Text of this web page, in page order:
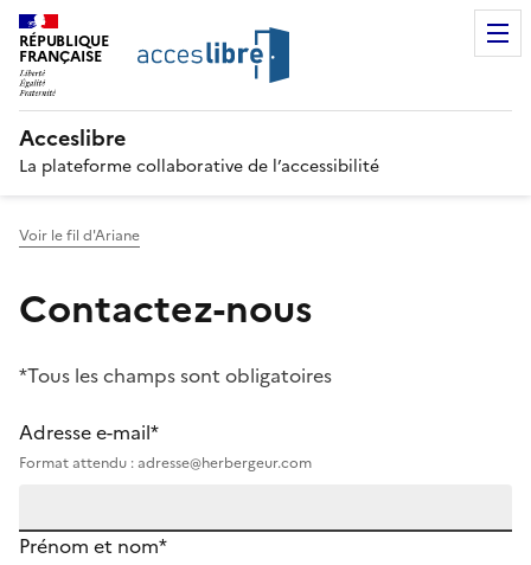
RÉPUBLIQUE
FRANÇAISE
Acceslibre
La plateforme collaborative de l’accessibilité
Voir le fil d'Ariane
Contactez-nous
*Tous les champs sont obligatoires
Adresse e-mail*
Format attendu : adresse@herbergeur.com
Prénom et nom*